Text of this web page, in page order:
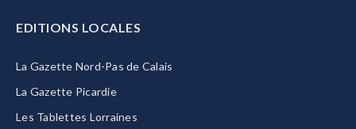
EDITIONS LOCALES
La Gazette Nord-Pas de Calais
La Gazette Picardie
Les Tablettes Lorraines